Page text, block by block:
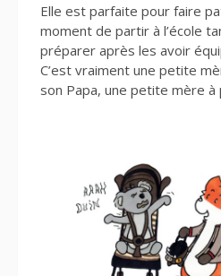
Elle est parfaite pour faire
moment de partir à l’école
préparer après les avoir
C’est vraiment une petite
son Papa, une petite mère à